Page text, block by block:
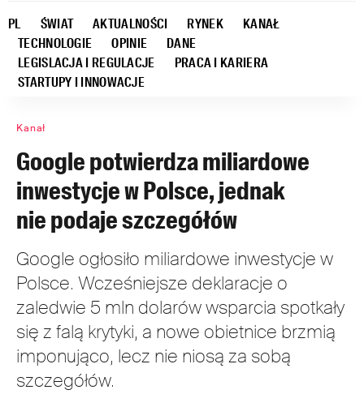
PL ŚWIAT AKTUALNOŚCI RYNEK
KANAŁ
TECHNOLOGIE
OPINIE
DANE
LEGISLACJA I REGULACJE
PRACA I KARIERA
STARTUPY I INNOWACJE
Kanał
Google potwierdza miliardowe
inwestycje w Polsce, jednak
nie podaje szczegółów
Google ogłosiło miliardowe inwestycje w
Polsce. Wcześniejsze deklaracje o
zaledwie 5 mln dolarów wsparcia spotkały
się z falą krytyki, a nowe obietnice brzmią
imponująco, lecz nie niosą za sobą
szczegółów.